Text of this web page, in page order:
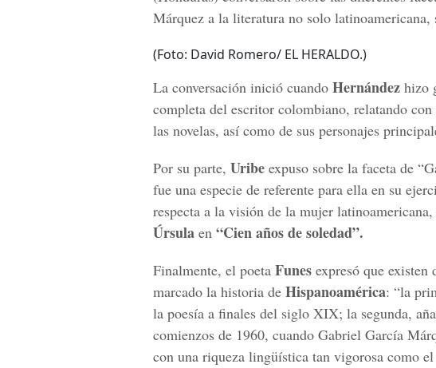
Márquez a la literatura no solo latinoamericana,
(Foto: David Romero/ EL HERALDO.)
La conversación inició cuando Hernández hizo
completa del escritor colombiano, relatando con
las novelas, así como de sus personajes
Por su parte, Uribe expuso sobre la faceta de
fue una especie de referente para ella en su
respecta a la visión de la mujer
Úrsula en “Cien años de soledad”.
Finalmente, el poeta Funes expresó que
marcado la historia de Hispanoamérica: “la
la poesía a finales del siglo XIX; la segunda,
comienzos de 1960, cuando Gabriel García
con una riqueza lingüística tan vigorosa como